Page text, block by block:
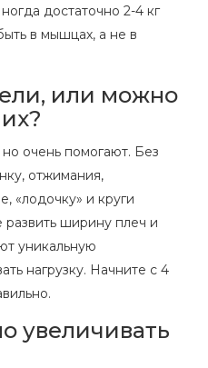
достаточно 2-4 кг
в мышцах, а не в
или можно
очень помогают. Без
отжимания,
«лодочку» и круги
развить ширину плеч и
уникальную
нагрузку. Начните с 4
увеличивать